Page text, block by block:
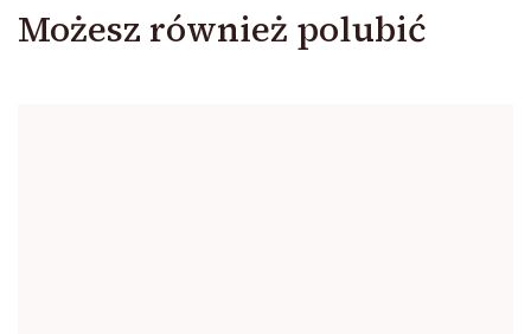
Możesz również polubić